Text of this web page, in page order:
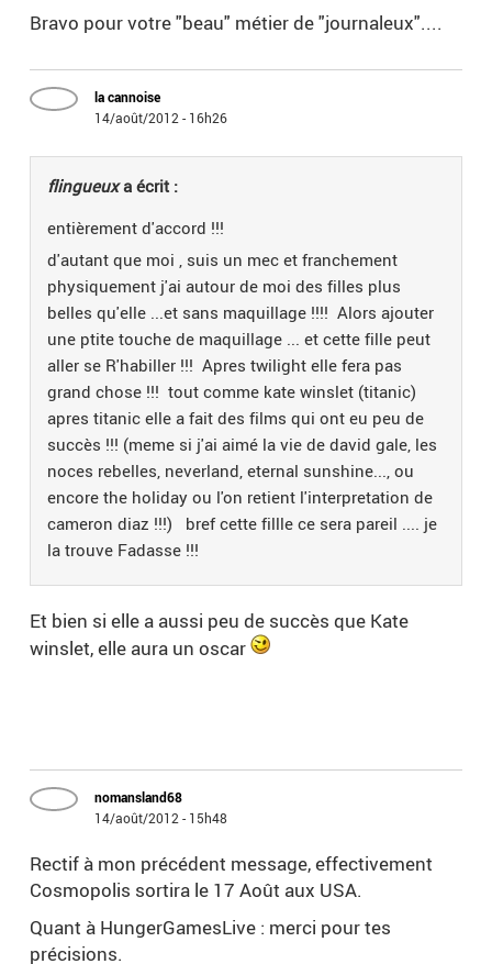
Bravo pour votre "beau" métier de "journaleux"....
la cannoise
14/août/2012 - 16h26
flingueuxa écrit :
entièrement d'accord !!!
d'autant que moi , suis un mec et franchement
physiquement j'ai autour de moi des filles plus
belles qu'elle ...et sans maquillage !!!! Alors ajouter
une ptite touche de maquillage ... et cette fille peut
aller se R'habiller !!! Apres twilight elle fera pas
grand chose !!! tout comme kate winslet (titanic)
apres titanic elle a fait des films qui ont eu peu de
succès !!! (meme si j'ai aimé la vie de david gale, les
noces rebelles, neverland, eternal sunshine..., ou
encore the holiday ou l'on retient l'interpretation de
cameron diaz !!!) bref cette fillle ce sera pareil .... je
la trouve Fadasse !!!
Et bien si elle a aussi peu de succès que Kate
winslet, elle aura un oscar
nomansland68
14/août/2012 - 15h48
Rectif à mon précédent message, effectivement
Cosmopolis sortira le 17 Août aux USA.
Quant à HungerGamesLive : merci pour tes
précisions.